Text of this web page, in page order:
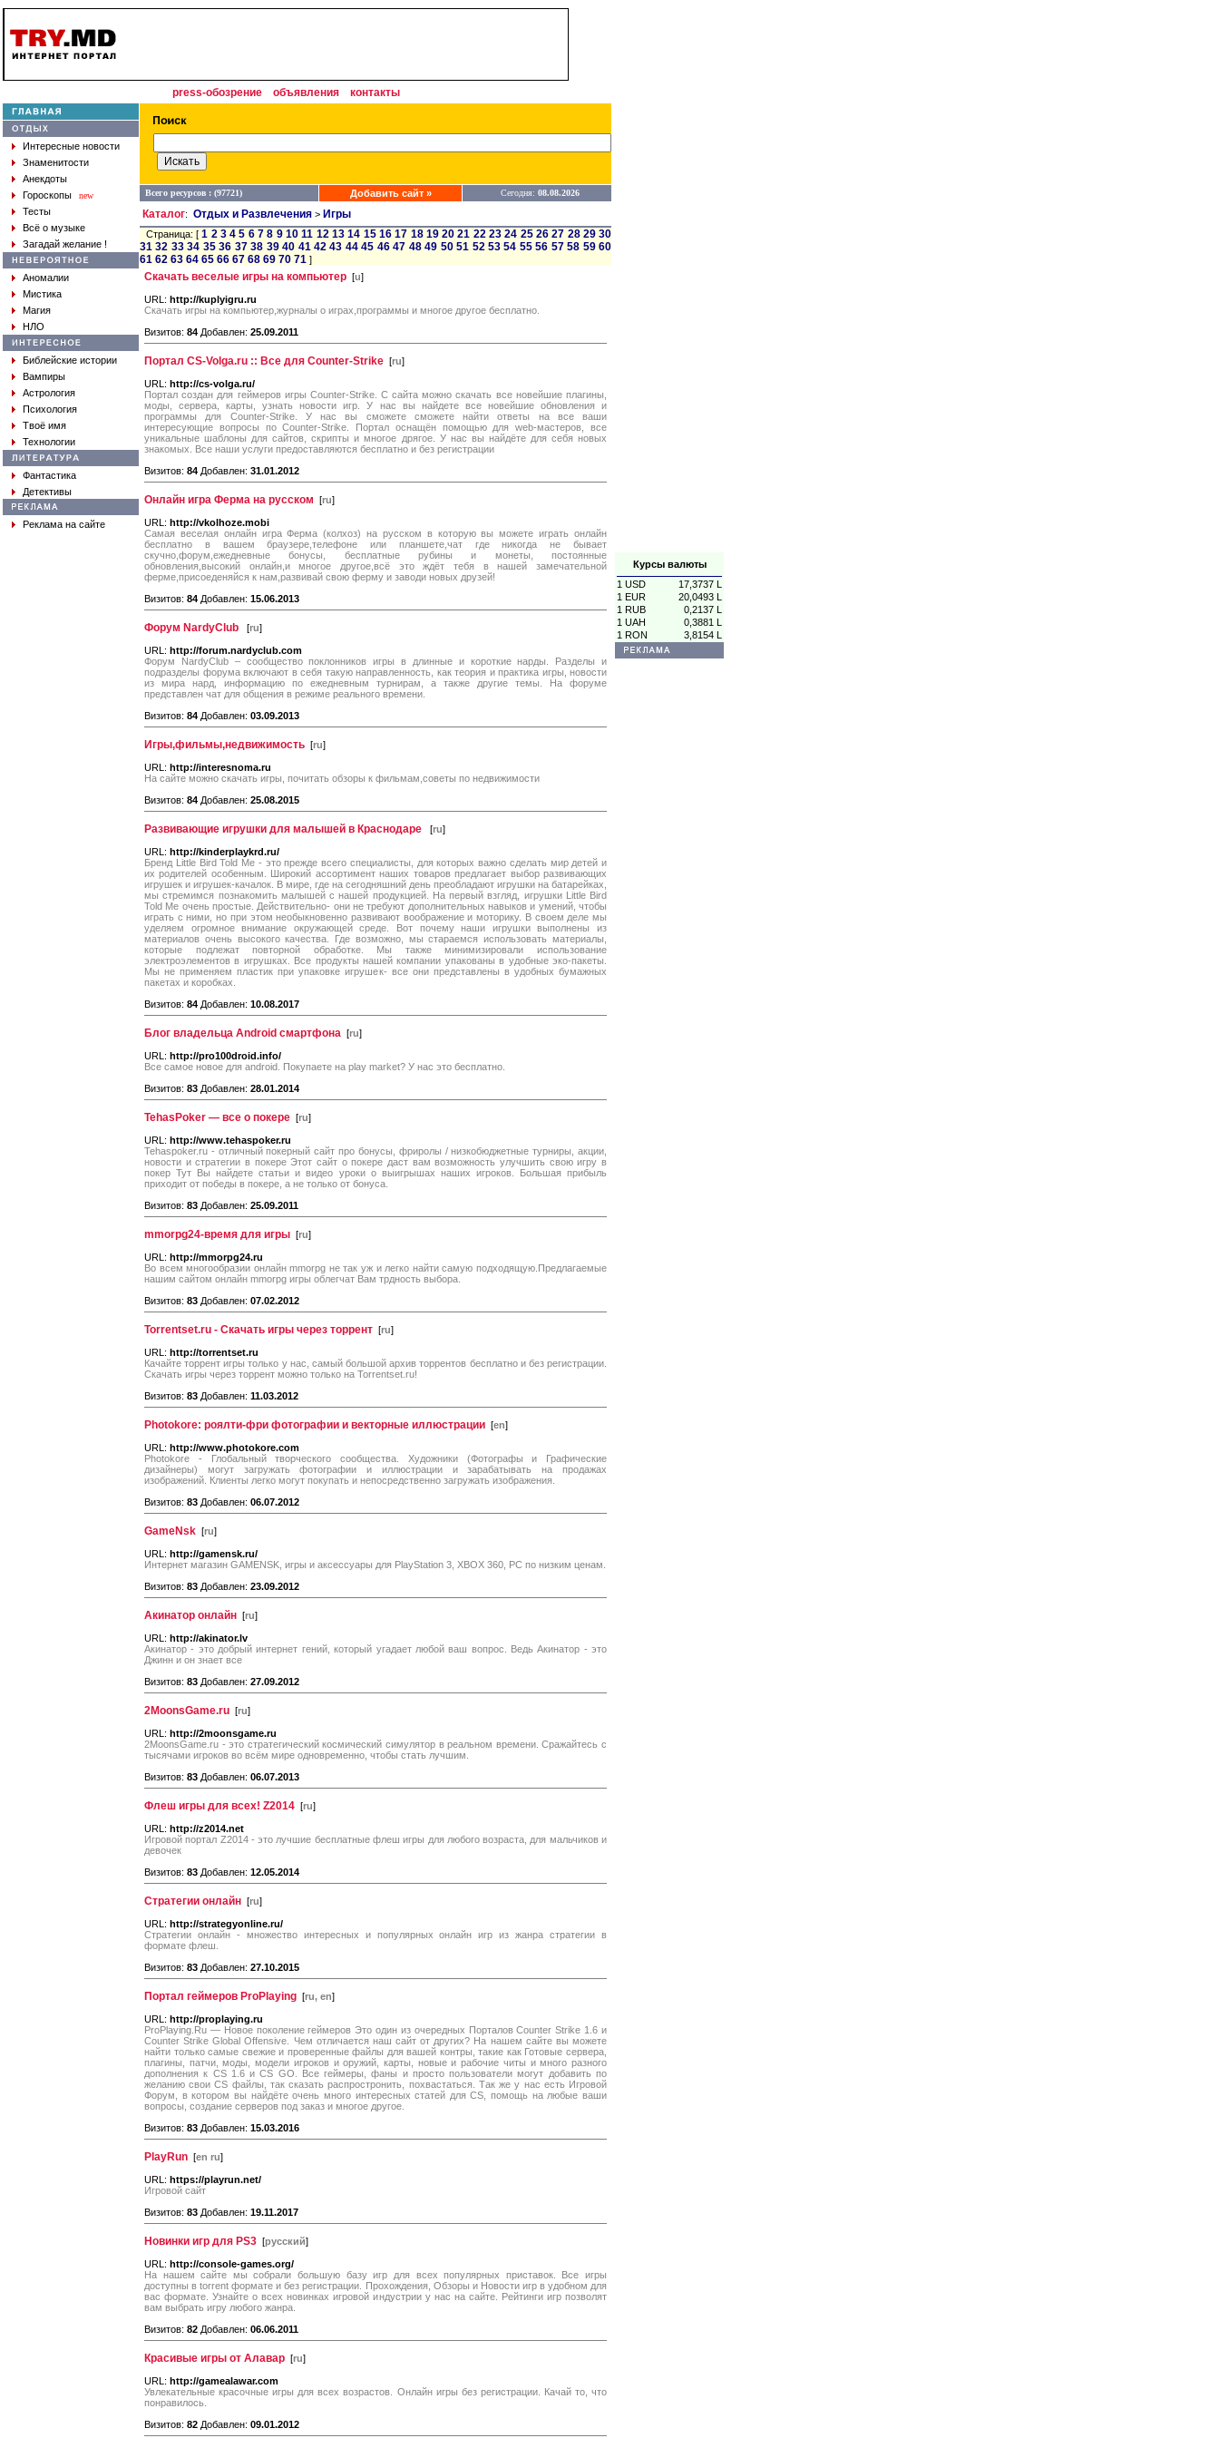
Курсы валюты
1 USD
17,3737 L
1 EUR
20,0493 L
1 RUB
0,2137 L
1 UAH
0,3881 L
1 RON
3,8154 L
press-обозрение объявления контакты
Интересные новости
Знаменитости
Анекдоты
Гороскопы
new
Тесты
Всё о музыке
Загадай желание !
Аномалии
Мистика
Магия
НЛО
Библейские истории
Вампиры
Астрология
Психология
Твоё имя
Технологии
Фантастика
Детективы
Реклама на сайте
Всего ресурсов : (97721) Добавить сайт » Сегодня: 08.08.2026
Каталог: Отдых и Развлечения > Игры
Страница: [1 2 3 4 5 6 7 8 9 10 11 12 13 14 15 16 17 18 19 20 21 22 23 24 25 26 27 28 29 30
31 32 33 34 35 36 37 38 39 40 41 42 43 44 45 46 47 48 49 50 51 52 53 54 55 56 57 58 59 60
61 62 63 64 65 66 67 68 69 70 71 ]
Скачать веселые игры на компьютер [u]
URL: http://kuplyigru.ru
Скачать игры на компьютер,журналы о играх,программы и многое другое бесплатно.
Визитов: 84 Добавлен: 25.09.2011
Портал CS-Volga.ru :: Все для Counter-Strike [ru]
URL: http://cs-volga.ru/
Портал создан для геймеров игры Counter-Strike. С сайта можно скачать все новейшие плагины,
моды, сервера, карты, узнать новости игр. У нас вы найдете все новейшие обновления и
программы для Counter-Strike. У нас вы сможете сможете найти ответы на все ваши
интересующие вопросы по Counter-Strike. Портал оснащён помощью для web-мастеров, все
уникальные шаблоны для сайтов, скрипты и многое дрягое. У нас вы найдёте для себя новых
знакомых. Все наши услуги предоставляются бесплатно и без регистрации
Визитов: 84 Добавлен: 31.01.2012
Онлайн игра Ферма на русском [ru]
URL: http://vkolhoze.mobi
Самая веселая онлайн игра Ферма (колхоз) на русском в которую вы можете играть онлайн
бесплатно в вашем браузере,телефоне или планшете,чат где никогда не бывает
скучно,форум,ежедневные бонусы, бесплатные рубины и монеты, постоянные
обновления,высокий онлайн,и многое другое,всё это ждёт тебя в нашей замечательной
ферме,присоеденяйся к нам,развивай свою ферму и заводи новых друзей!
Визитов: 84 Добавлен: 15.06.2013
Форум NardyClub [ru]
URL: http://forum.nardyclub.com
Форум NardyClub – сообщество поклонников игры в длинные и короткие нарды. Разделы и
подразделы форума включают в себя такую направленность, как теория и практика игры, новости
из мира нард, информацию по ежедневным турнирам, а также другие темы. На форуме
представлен чат для общения в режиме реального времени.
Визитов: 84 Добавлен: 03.09.2013
Игры,фильмы,недвижимость [ru]
URL: http://interesnoma.ru
На сайте можно скачать игры, почитать обзоры к фильмам,советы по недвижимости
Визитов: 84 Добавлен: 25.08.2015
Развивающие игрушки для малышей в Краснодаре [ru]
URL: http://kinderplaykrd.ru/
Бренд Little Bird Told Me - это прежде всего специалисты, для которых важно сделать мир детей и
их родителей особенным. Широкий ассортимент наших товаров предлагает выбор развивающих
игрушек и игрушек-качалок. В мире, где на сегодняшний день преобладают игрушки на батарейках,
мы стремимся познакомить малышей с нашей продукцией. На первый взгляд, игрушки Little Bird
Told Me очень простые. Действительно- они не требуют дополнительных навыков и умений, чтобы
играть с ними, но при этом необыкновенно развивают воображение и моторику. В своем деле мы
уделяем огромное внимание окружающей среде. Вот почему наши игрушки выполнены из
материалов очень высокого качества. Где возможно, мы стараемся использовать материалы,
которые подлежат повторной обработке. Мы также минимизировали использование
электроэлементов в игрушках. Все продукты нашей компании упакованы в удобные эко-пакеты.
Мы не применяем пластик при упаковке игрушек- все они представлены в удобных бумажных
пакетах и коробках.
Визитов: 84 Добавлен: 10.08.2017
Блог владельца Android смартфона [ru]
URL: http://pro100droid.info/
Все самое новое для android. Покупаете на play market? У нас это бесплатно.
Визитов: 83 Добавлен: 28.01.2014
TehasPoker — все о покере [ru]
URL: http://www.tehaspoker.ru
Tehaspoker.ru - отличный покерный сайт про бонусы, фриролы / низкобюджетные турниры, акции,
новости и стратегии в покере Этот сайт о покере даст вам возможность улучшить свою игру в
покер Тут Вы найдете статьи и видео уроки о выигрышах наших игроков. Большая прибыль
приходит от победы в покере, а не только от бонуса.
Визитов: 83 Добавлен: 25.09.2011
mmorpg24-время для игры [ru]
URL: http://mmorpg24.ru
Во всем многообразии онлайн mmorpg не так уж и легко найти самую подходящую.Предлагаемые
нашим сайтом онлайн mmorpg игры облегчат Вам трдность выбора.
Визитов: 83 Добавлен: 07.02.2012
Torrentset.ru - Скачать игры через торрент [ru]
URL: http://torrentset.ru
Качайте торрент игры только у нас, самый большой архив торрентов бесплатно и без регистрации.
Скачать игры через торрент можно только на Torrentset.ru!
Визитов: 83 Добавлен: 11.03.2012
Photokore: роялти-фри фотографии и векторные иллюстрации [en]
URL: http://www.photokore.com
Photokore - Глобальный творческого сообщества. Художники (Фотографы и Графические
дизайнеры) могут загружать фотографии и иллюстрации и зарабатывать на продажах
изображений. Клиенты легко могут покупать и непосредственно загружать изображения.
Визитов: 83 Добавлен: 06.07.2012
GameNsk [ru]
URL: http://gamensk.ru/
Интернет магазин GAMENSK, игры и аксессуары для PlayStation 3, XBOX 360, PC по низким ценам.
Визитов: 83 Добавлен: 23.09.2012
Акинатор онлайн [ru]
URL: http://akinator.lv
Акинатор - это добрый интернет гений, который угадает любой ваш вопрос. Ведь Акинатор - это
Джинн и он знает все
Визитов: 83 Добавлен: 27.09.2012
2MoonsGame.ru [ru]
URL: http://2moonsgame.ru
2MoonsGame.ru - это стратегический космический симулятор в реальном времени. Сражайтесь с
тысячами игроков во всём мире одновременно, чтобы стать лучшим.
Визитов: 83 Добавлен: 06.07.2013
Флеш игры для всех! Z2014 [ru]
URL: http://z2014.net
Игровой портал Z2014 - это лучшие бесплатные флеш игры для любого возраста, для мальчиков и
девочек
Визитов: 83 Добавлен: 12.05.2014
Стратегии онлайн [ru]
URL: http://strategyonline.ru/
Стратегии онлайн - множество интересных и популярных онлайн игр из жанра стратегии в
формате флеш.
Визитов: 83 Добавлен: 27.10.2015
Портал геймеров ProPlaying [ru, en]
URL: http://proplaying.ru
ProPlaying.Ru — Новое поколение геймеров Это один из очередных Порталов Counter Strike 1.6 и
Counter Strike Global Offensive. Чем отличается наш сайт от других? На нашем сайте вы можете
найти только самые свежие и проверенные файлы для вашей контры, такие как Готовые сервера,
плагины, патчи, моды, модели игроков и оружий, карты, новые и рабочие читы и много разного
дополнения к CS 1.6 и CS GO. Все геймеры, фаны и просто пользователи могут добавить по
желанию свои CS файлы, так сказать распростронить, похвастаться. Так же у нас есть Игровой
Форум, в котором вы найдёте очень много интересных статей для CS, помощь на любые ваши
вопросы, создание серверов под заказ и многое другое.
Визитов: 83 Добавлен: 15.03.2016
PlayRun [en ru]
URL: https://playrun.net/
Игровой сайт
Визитов: 83 Добавлен: 19.11.2017
Новинки игр для PS3 [русский]
URL: http://console-games.org/
На нашем сайте мы собрали большую базу игр для всех популярных приставок. Все игры
доступны в torrent формате и без регистрации. Прохождения, Обзоры и Новости игр в удобном для
вас формате. Узнайте о всех новинках игровой индустрии у нас на сайте. Рейтинги игр позволят
вам выбрать игру любого жанра.
Визитов: 82 Добавлен: 06.06.2011
Красивые игры от Алавар [ru]
URL: http://gamealawar.com
Увлекательные красочные игры для всех возрастов. Онлайн игры без регистрации. Качай то, что
понравилось.
Визитов: 82 Добавлен: 09.01.2012